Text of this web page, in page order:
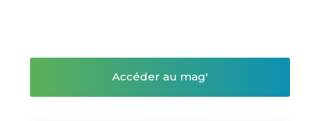
Accéder au mag'